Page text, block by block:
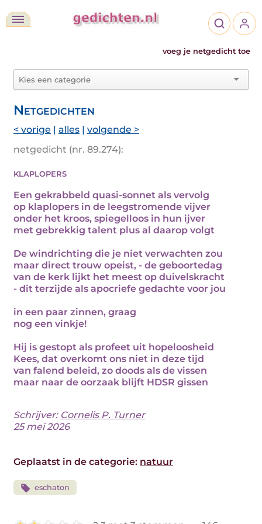
voeg je netgedicht toe
Netgedichten
< vorige | alles | volgende >
netgedicht (nr. 89.274):
klaplopers
Een gekrabbeld quasi-sonnet als vervolg
op klaplopers in de leegstromende vijver
onder het kroos, spiegelloos in hun ijver
met gebrekkig talent plus al daarop volgt
De windrichting die je niet verwachten zou
maar direct trouw opeist, - de geboortedag
van de kerk lijkt het meest op duivelskracht
- dit terzijde als apocriefe gedachte voor jou
in een paar zinnen, graag
nog een vinkje!
Hij is gestopt als profeet uit hopeloosheid
Kees, dat overkomt ons niet in deze tijd
van falend beleid, zo doods als de vissen
maar naar de oorzaak blijft HDSR gissen
Schrijver: Cornelis P. Turner
25 mei 2026
Geplaatst in de categorie: natuur
eschaton